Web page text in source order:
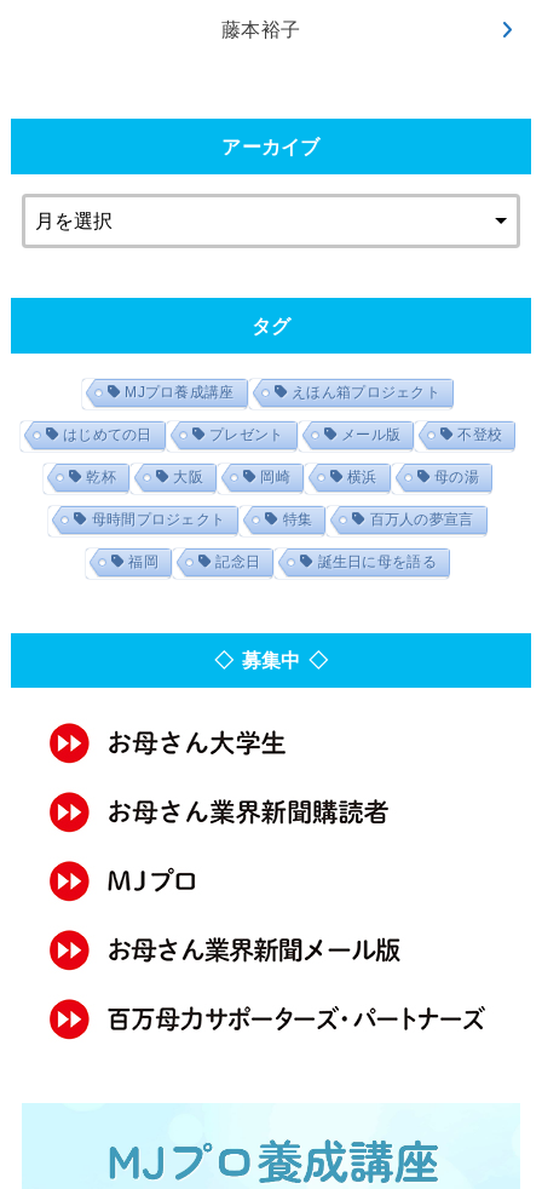
藤本裕子
アーカイブ
タグ
MJプロ養成講座 えほん箱プロジェクト
はじめての日 プレゼント メール版 不登校
乾杯 大阪 岡崎 横浜 母の湯
母時間プロジェクト 特集 百万人の夢宣言
福岡 記念日 誕生日に母を語る
◇ 募集中 ◇